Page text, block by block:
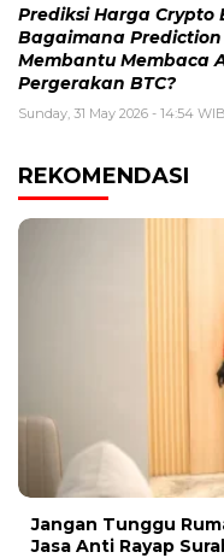
Prediksi Harga Crypto
Bagaimana
Membantu Membaca
Pergerakan BTC?
Sunday, 31 May 2026 - 14:54 WIB
REKOMENDASI
Jangan Tunggu
Jasa Anti Rayap